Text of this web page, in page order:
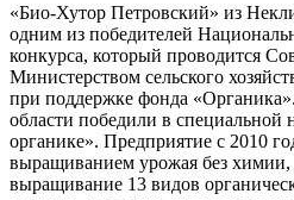
«Био-Хутор Петровский» из
одним из победителей
конкурса, который проводится
Министерством сельского
при поддержке фонда
области победили в
органике». Предприятие с 2010
выращиванием урожая без
выращивание 13 видов